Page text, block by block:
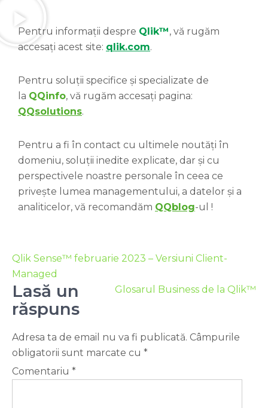
Pentru informații despre Qlik™, vă rugăm
accesați acest site: qlik.com.
Pentru soluții specifice și specializate de
la QQinfo, vă rugăm accesați pagina:
QQsolutions.
Pentru a fi în contact cu ultimele noutăți în
domeniu, soluții inedite explicate, dar și cu
perspectivele noastre personale în ceea ce
privește lumea managementului, a datelor și a
analiticelor, vă recomandăm QQblog-ul !
Qlik Sense™ februarie 2023 – Versiuni Client-
Managed
Glosarul Business de la Qlik™
Lasă un
răspuns
Adresa ta de email nu va fi publicată. Câmpurile
obligatorii sunt marcate cu *
Comentariu *